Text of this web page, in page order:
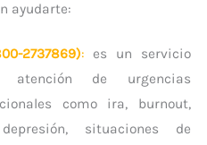
ayudarte:
2737869): es un servicio
de urgencias
como ira, burnout,
situaciones de